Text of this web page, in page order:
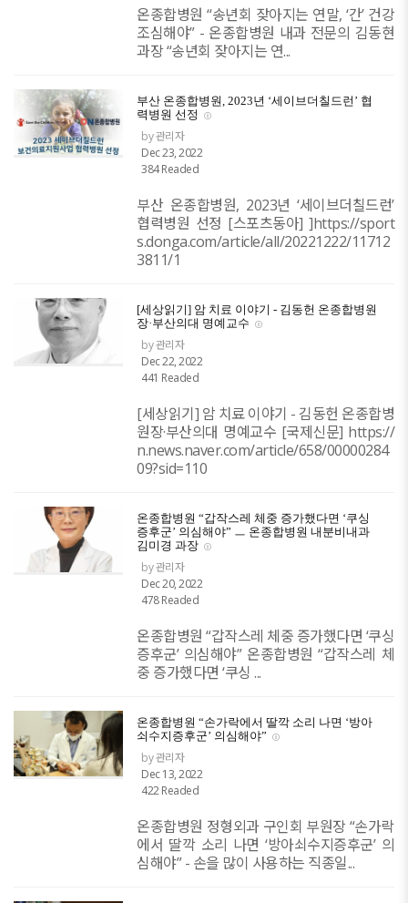
온종합병원 “송년회 잦아지는 연말, ‘간’ 건강
조심해야” - 온종합병원 내과 전문의 김동현
과장 “송년회 잦아지는 연...
부산 온종합병원, 2023년 ‘세이브더칠드런’ 협
력병원 선정
by 관리자
Dec 23, 2022
384 Readed
부산 온종합병원, 2023년 ‘세이브더칠드런’
협력병원 선정 [스포츠동아] ]https://sport
s.donga.com/article/all/20221222/11712
3811/1
[세상읽기] 암 치료 이야기 - 김동헌 온종합병원
장·부산의대 명예교수
by 관리자
Dec 22, 2022
441 Readed
[세상읽기] 암 치료 이야기 - 김동헌 온종합병
원장·부산의대 명예교수 [국제신문] https://
n.news.naver.com/article/658/00000284
09?sid=110
온종합병원 “갑작스레 체중 증가했다면 ‘쿠싱
증후군’ 의심해야” ㅡ 온종합병원 내분비내과
김미경 과장
by 관리자
Dec 20, 2022
478 Readed
온종합병원 “갑작스레 체중 증가했다면 ‘쿠싱
증후군’ 의심해야” 온종합병원 “갑작스레 체
중 증가했다면 ‘쿠싱 ...
온종합병원 “손가락에서 딸깍 소리 나면 ‘방아
쇠수지증후군’ 의심해야”
by 관리자
Dec 13, 2022
422 Readed
온종합병원 정형외과 구인회 부원장 “손가락
에서 딸깍 소리 나면 ‘방아쇠수지증후군’ 의
심해야” - 손을 많이 사용하는 직종일...